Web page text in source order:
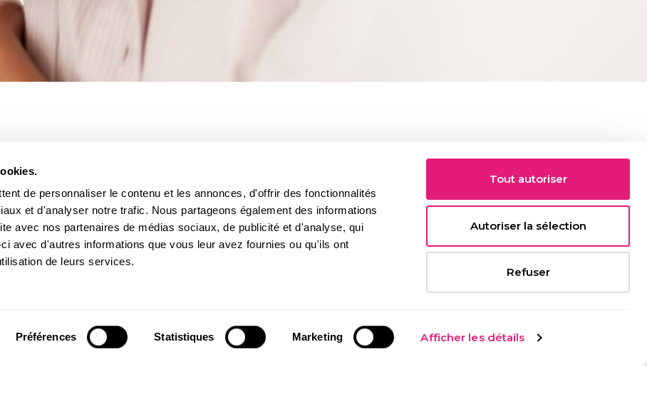
de personnaliser le contenu et les annonces, d'offrir des fonctionnalités
et d'analyser notre trafic. Nous partageons également des informations
avec nos partenaires de médias sociaux, de publicité et d'analyse, qui
avec d'autres informations que vous leur avez fournies ou qu'ils ont
de leurs services.
Préférences Statistiques Marketing Afficher les détails
Tout autoriser
Autoriser la sélection
Refuser
Payez par carte bancaire ou par PayPal en toute sécurité
grâce à des protocoles de cryptage et de contrôle
La majorité de nos cosmétiques est d'origine naturelle et
certifiée bio par Ecocert ou Cosmos Organic.